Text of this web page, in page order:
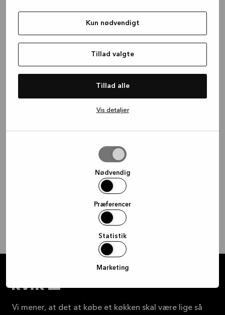
Kun nødvendigt
Tillad valgte
Tillad alle
Vis detaljer
Nødvendig
Præferencer
Statistik
Marketing
Så et inspirationsmøde er netop det – et møde for at
for dit nye køkken, dit bad eller din garderobe. Her
får du chancen for at stille alle dine spørgsmål og få
ekspertrådgivning, inden du går i gang med den
konkrete planlægning af dit projekt.
Book dit inspirationsmøde i dag, og kom i gang
Vi mener, at det at købe et køkken skal være lige så